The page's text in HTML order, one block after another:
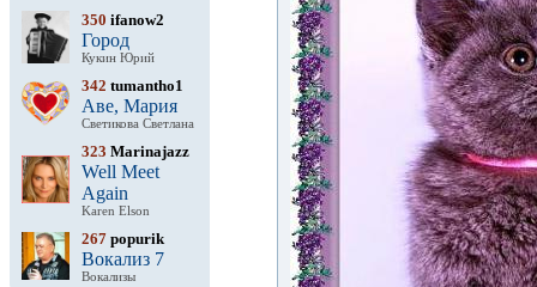
350 ifanow2
Город
Кукин Юрий
342 tumantho1
Аве, Мария
Светикова Светлана
323 Marinajazz
Well Meet
Again
Karen Elson
267 popurik
Вокализ 7
Вокализы